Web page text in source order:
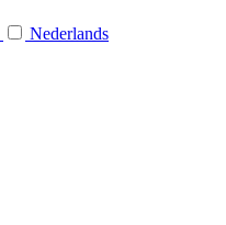
Nederlands